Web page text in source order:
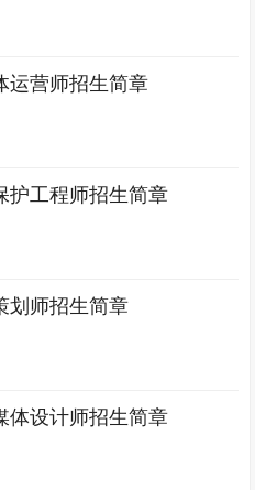
运营师招生简章
护工程师招生简章
划师招生简章
体设计师招生简章